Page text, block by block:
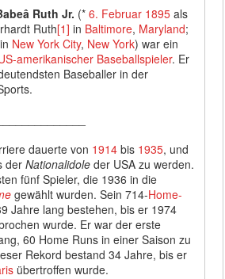
Ruth Jr. (*6. Februar 1895 als
Ruth[1] in Baltimore, Maryland;
in New York City, New York) war ein
amerikanischer Baseballspieler. Er
Baseballer in der
dauerte von 1914 bis 1935, und
derNationalidole der USA zu werden.
fünf Spieler, die 1936 in die
gewählt wurden. Sein 714-Home-
Jahre lang bestehen, bis er 1974
wurde. Er war der erste
60 Home Runs in einer Saison zu
Rekord bestand 34 Jahre, bis er
übertroffen wurde.